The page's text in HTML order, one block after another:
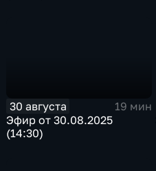
30 августа
19 мин
Эфир от 30.08.2025
(14:30)